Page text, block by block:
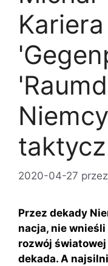
Kariera
2020-04-27 przez
Przez dekady
nacja, nie wnieśli
rozwój światowej
dekada. A